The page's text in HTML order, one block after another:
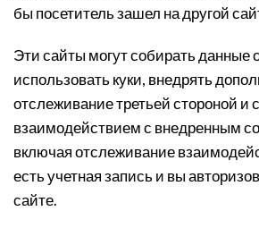
бы посетитель зашел на другой
Эти сайты могут собирать данные
использовать куки, внедрять
отслеживание третьей стороной и
взаимодействием с внедренным
включая отслеживание
есть учетная запись и вы
сайте.